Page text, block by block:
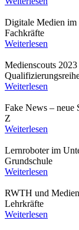
Digitale Medien im
Fachkräfte
Weiterlesen
Medienscouts 2023
Weiterlesen
Fake News – neue
Z
Weiterlesen
Lernroboter im
Grundschule
Weiterlesen
RWTH und
Lehrkräfte
Weiterlesen